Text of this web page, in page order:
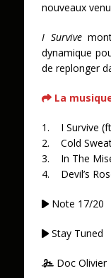
nouveaux
I Survive
dynamique
de replonger
La
1. I Survive
2. Cold
3. In The
4. Devil’s
Note 17/20
Stay Tuned
Doc Olivier